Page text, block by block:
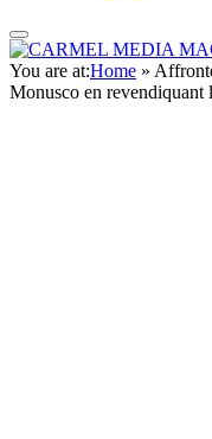
You are at:Home »
Monusco en revendiquant